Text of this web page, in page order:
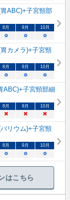
ABC)+子宮頸部
8 月 9 月 10月
○ ○ ○
カメラ)+子宮頸
8 月 9 月 10月
○ ○ ○
ABC)+子宮頸部細
8 月 9 月 10月
× × ×
リウム)+子宮頸
8 月 9 月 10月
○ ○ ○
はこちら